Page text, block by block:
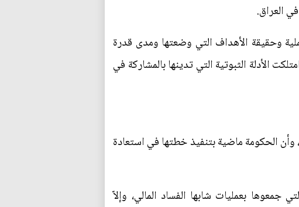
العراق.
وحقيقة الأهداف التي وضعتها ومدى قدرة
الأدلة الثبوتية التي تدينها بالمشاركة في
وأن الحكومة ماضية بتنفيذ خطتها في استعادة
جمعوها بعمليات شابها الفساد المالي، وإلاّ